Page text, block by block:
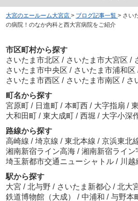
大宮のエールーム大宮店 > ブログ記事一覧 > さい
の病院！のなか内科と西大宮病院をご紹介
市区町村から探す
さいたま市北区 / さいたま市大宮区 /
さいたま市中央区 / さいたま市浦和区
さいたま市西区 / さいたま市南区 / さ
町名から探す
宮原町 / 日進町 / 本町西 / 大字指扇 /
大和田町 / 東大成町 / 西堀 / 大字小深
路線から探す
高崎線 / 埼京線 / 東北本線 / 京浜東北
湘南新宿ライン高海 / 湘南新宿ライン
埼玉新都市交通ニューシャトル / 川越
駅から探す
大宮 / 北与野 / さいたま新都心 / 北大
鉄道博物館（大成）
/ 中浦和 / 与野本